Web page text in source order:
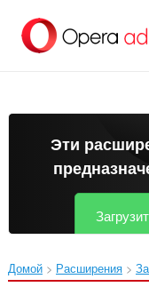
перейти
Эти
Домой Расширения